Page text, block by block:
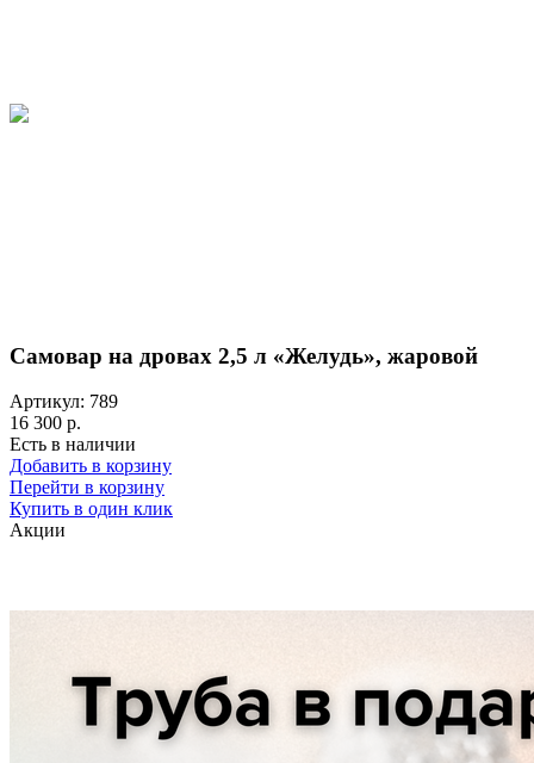
Самовар на дровах 2,5 л «Желудь», жаровой
Артикул: 789
16 300 р.
Есть в наличии
Добавить в корзину
Перейти в корзину
Купить в один клик
Акции